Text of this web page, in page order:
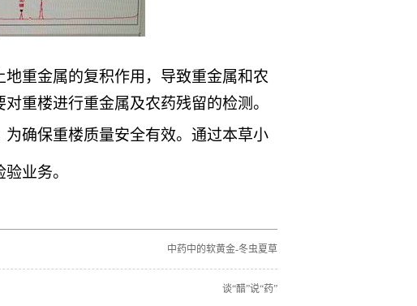
重金属的复积作用，导致重金属和农
重楼进行重金属及农药残留的检测。
确保重楼质量安全有效。 通过本草小
业务。
中药中的软黄金-冬虫夏草
谈“醋”说“药”